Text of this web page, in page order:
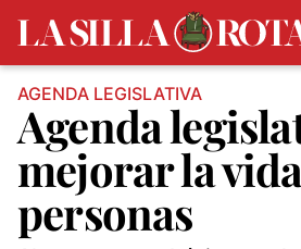
AGENDA LEGISLATIVA
Agenda
mejorar la
personas